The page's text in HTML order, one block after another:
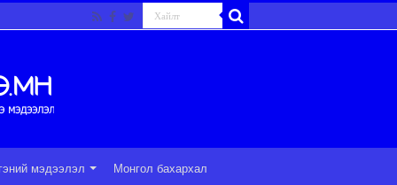
мэдээлэл Монгол бахархал